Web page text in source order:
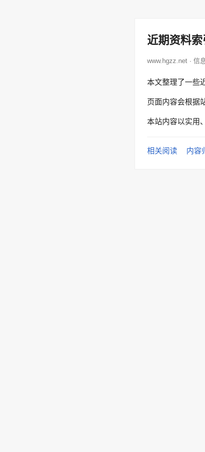
近期资料索
www.hgzz.net · 信
本文整理了一些
页面内容会根据
本站内容以实用
相关阅读 内容